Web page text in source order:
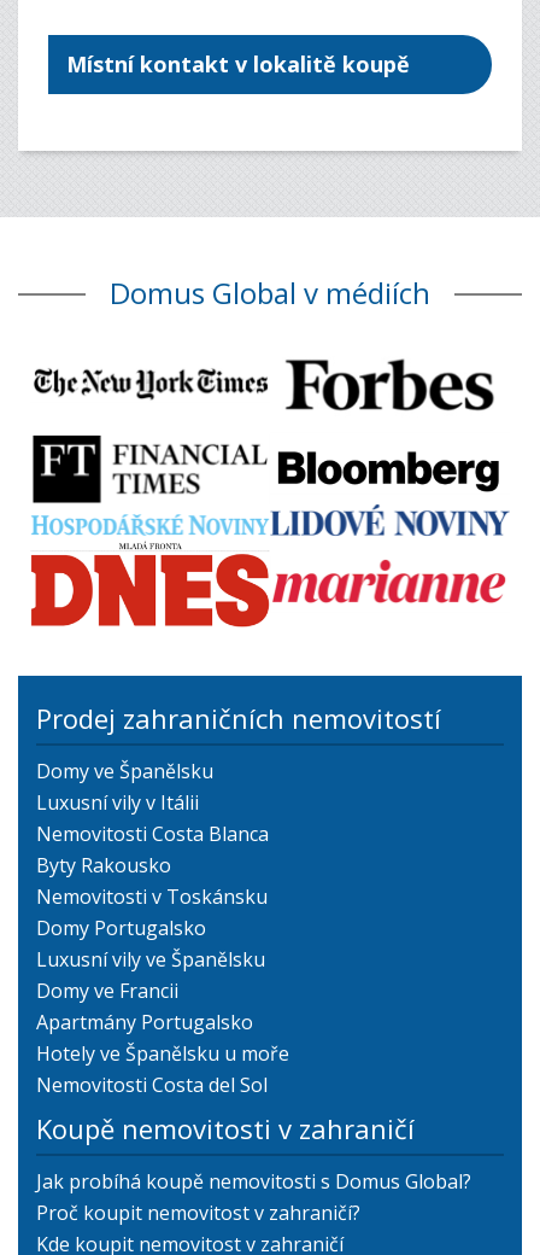
Místní kontakt v lokalitě koupě
Domus Global v médiích
Prodej zahraničních nemovitostí
Domy ve Španělsku
Luxusní vily v Itálii
Nemovitosti Costa Blanca
Byty Rakousko
Nemovitosti v Toskánsku
Domy Portugalsko
Luxusní vily ve Španělsku
Domy ve Francii
Apartmány Portugalsko
Hotely ve Španělsku u moře
Nemovitosti Costa del Sol
Koupě nemovitosti v zahraničí
Jak probíhá koupě nemovitosti s Domus Global?
Proč koupit nemovitost v zahraničí?
Kde koupit nemovitost v zahraničí